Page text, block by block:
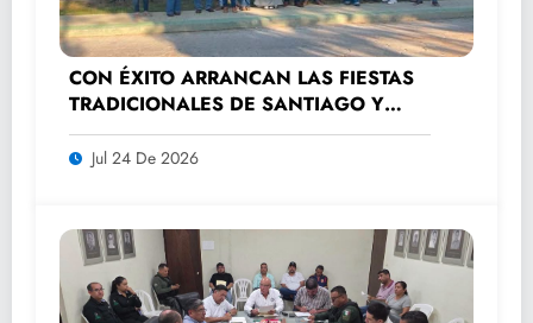
CON ÉXITO ARRANCAN LAS FIESTAS
TRADICIONALES DE SANTIAGO Y
SANTA ANA 2026
Jul 24 De 2026